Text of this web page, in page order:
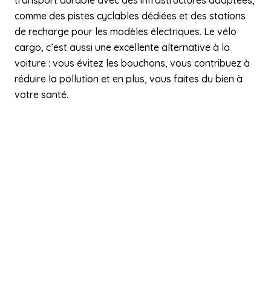
comme des pistes cyclables dédiées et des stations
de recharge pour les modèles électriques. Le vélo
cargo, c’est aussi une excellente alternative à la
voiture : vous évitez les bouchons, vous contribuez à
réduire la pollution et en plus, vous faites du bien à
votre santé.